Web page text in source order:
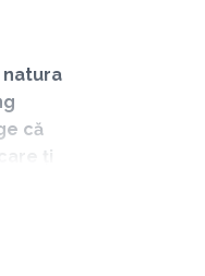
natura
că
ți
Steve